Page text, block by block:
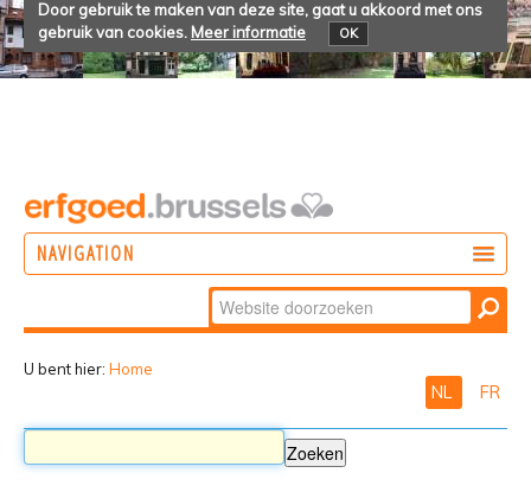
Door gebruik te maken van deze site, gaat u akkoord met ons
gebruik van cookies. Meer informatie OK
NAVIGATION
Zoek
Geavanceerd
U bent hier: Home
NL FR